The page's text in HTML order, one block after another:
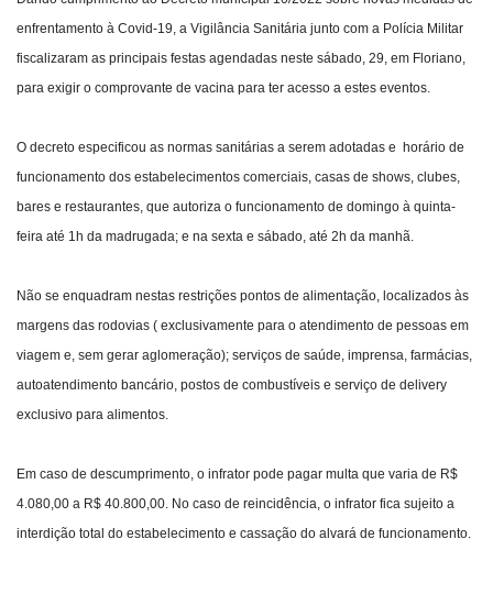
enfrentamento à Covid-19, a Vigilância Sanitária junto com a Polícia Militar
fiscalizaram as principais festas agendadas neste sábado, 29, em Floriano,
para exigir o comprovante de vacina para ter acesso a estes eventos.
O decreto especificou as normas sanitárias a serem adotadas e horário de
funcionamento dos estabelecimentos comerciais, casas de shows, clubes,
bares e restaurantes, que autoriza o funcionamento de domingo à quinta-
feira até 1h da madrugada; e na sexta e sábado, até 2h da manhã.
Não se enquadram nestas restrições pontos de alimentação, localizados às
margens das rodovias ( exclusivamente para o atendimento de pessoas em
viagem e, sem gerar aglomeração); serviços de saúde, imprensa, farmácias,
autoatendimento bancário, postos de combustíveis e serviço de delivery
exclusivo para alimentos.
Em caso de descumprimento, o infrator pode pagar multa que varia de R$
4.080,00 a R$ 40.800,00. No caso de reincidência, o infrator fica sujeito a
interdição total do estabelecimento e cassação do alvará de funcionamento.